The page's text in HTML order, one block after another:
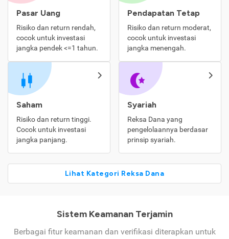
Pasar Uang
Risiko dan return rendah,
cocok untuk investasi
jangka pendek <=1 tahun.
Pendapatan Tetap
Risiko dan return moderat,
cocok untuk investasi
jangka menengah.
Saham
Risiko dan return tinggi.
Cocok untuk investasi
jangka panjang.
Syariah
Reksa Dana yang
pengelolaannya berdasar
prinsip syariah.
Lihat Kategori Reksa Dana
Sistem Keamanan Terjamin
Berbagai fitur keamanan dan verifikasi diterapkan untuk